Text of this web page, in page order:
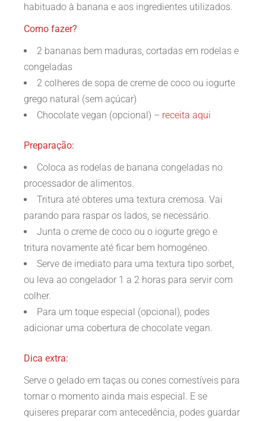
habituado à banana e aos ingredientes utilizados.
Como fazer?
2 bananas bem maduras, cortadas em rodelas e
congeladas
2 colheres de sopa de creme de coco ou iogurte
grego natural (sem açúcar)
Chocolate vegan (opcional) – receita aqui
Preparação:
Coloca as rodelas de banana congeladas no
processador de alimentos.
Tritura até obteres uma textura cremosa. Vai
parando para raspar os lados, se necessário.
Junta o creme de coco ou o iogurte grego e
tritura novamente até ficar bem homogéneo.
Serve de imediato para uma textura tipo sorbet,
ou leva ao congelador 1 a 2 horas para servir com
colher.
Para um toque especial (opcional), podes
adicionar uma cobertura de chocolate vegan.
Dica extra:
Serve o gelado em taças ou cones comestíveis para
tornar o momento ainda mais especial. E se
quiseres preparar com antecedência, podes guardar